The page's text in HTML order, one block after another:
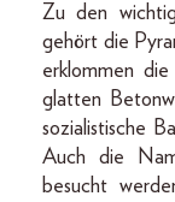
Zu den
gehört die
erklommen
glatten
sozialistische
Auch die
besucht